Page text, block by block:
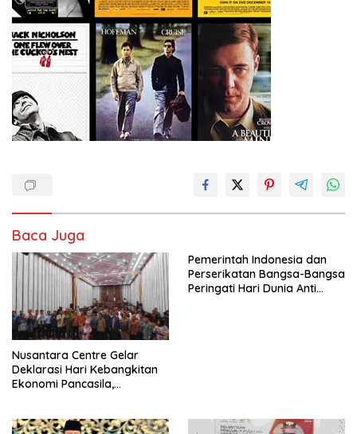
Baca Juga
Nusantara Centre Gelar
Deklarasi Hari Kebangkitan
Ekonomi Pancasila,
Penjajahan (Pergolakan
Pemerintah Indonesia dan
Perserikatan Bangsa-Bangsa
Peringati Hari Dunia Anti